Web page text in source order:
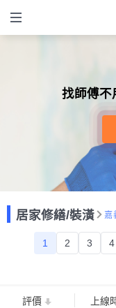
找師傅不
居家修繕/裝潢 嘉
1 2 3 4
評價 上線